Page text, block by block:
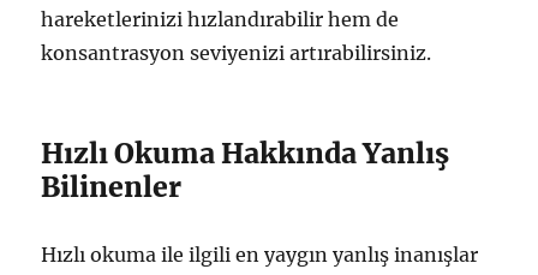
hareketlerinizi hızlandırabilir hem de
konsantrasyon seviyenizi artırabilirsiniz.
Hızlı Okuma Hakkında Yanlış
Bilinenler
Hızlı okuma ile ilgili en yaygın yanlış inanışlar